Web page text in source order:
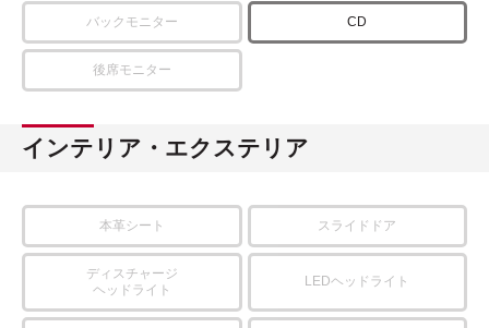
バックモニター CD
後席モニター
インテリア・エクステリア
本革シート スライドドア
ディスチャージ
ヘッドライト
LEDヘッドライト